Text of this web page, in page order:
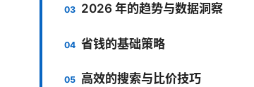
2026 年的趋势与数据洞察
省钱的基础策略
高效的搜索与比价技巧